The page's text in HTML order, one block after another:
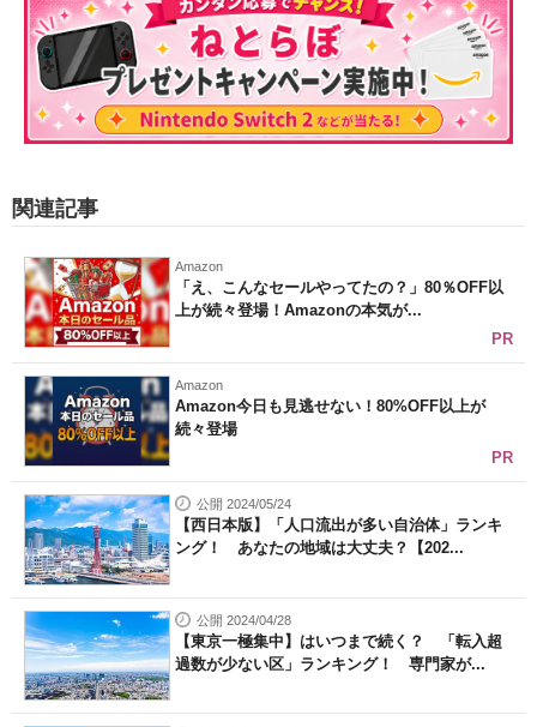
関連記事
Amazon
「え、こんなセールやってたの？」80％OFF以
上が続々登場！Amazonの本気が...
PR
Amazon
Amazon今日も見逃せない！80%OFF以上が
続々登場
PR
公開 2024/05/24
【西日本版】「人口流出が多い自治体」ランキ
ング！ あなたの地域は大丈夫？【202...
公開 2024/04/28
【東京一極集中】はいつまで続く？ 「転入超
過数が少ない区」ランキング！ 専門家が...